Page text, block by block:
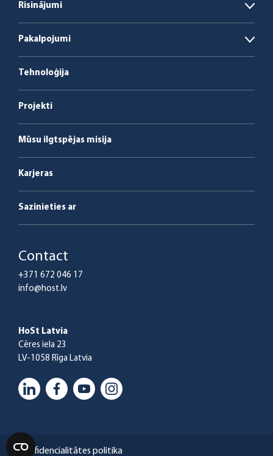
Risinājumi
Open
Biomasas un ar atkritumiem kurināmas
katlumājas
Pakalpojumi
Open
Apkalpošana un apkope
Tehnoloģija
Projekti
Mūsu ilgtspējas misija
Karjeras
Sazinieties ar
Contact
+371 672 046 17
info@host.lv
HoSt Latvia
Cēres iela 23
LV-1058 Rīga Latvia
Konfidencialitātes politika